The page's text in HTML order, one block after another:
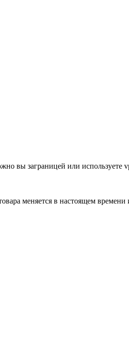
вы заграницей или используете
меняется в настоящем времени